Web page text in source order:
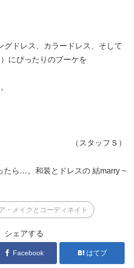
グドレス、カラードレス、そして
にぴったりのブーケを
（スタッフＳ）
たら…。和装とドレスの 結marry ~
・メイクとコーディネイト
シェアする
Facebook はてブ